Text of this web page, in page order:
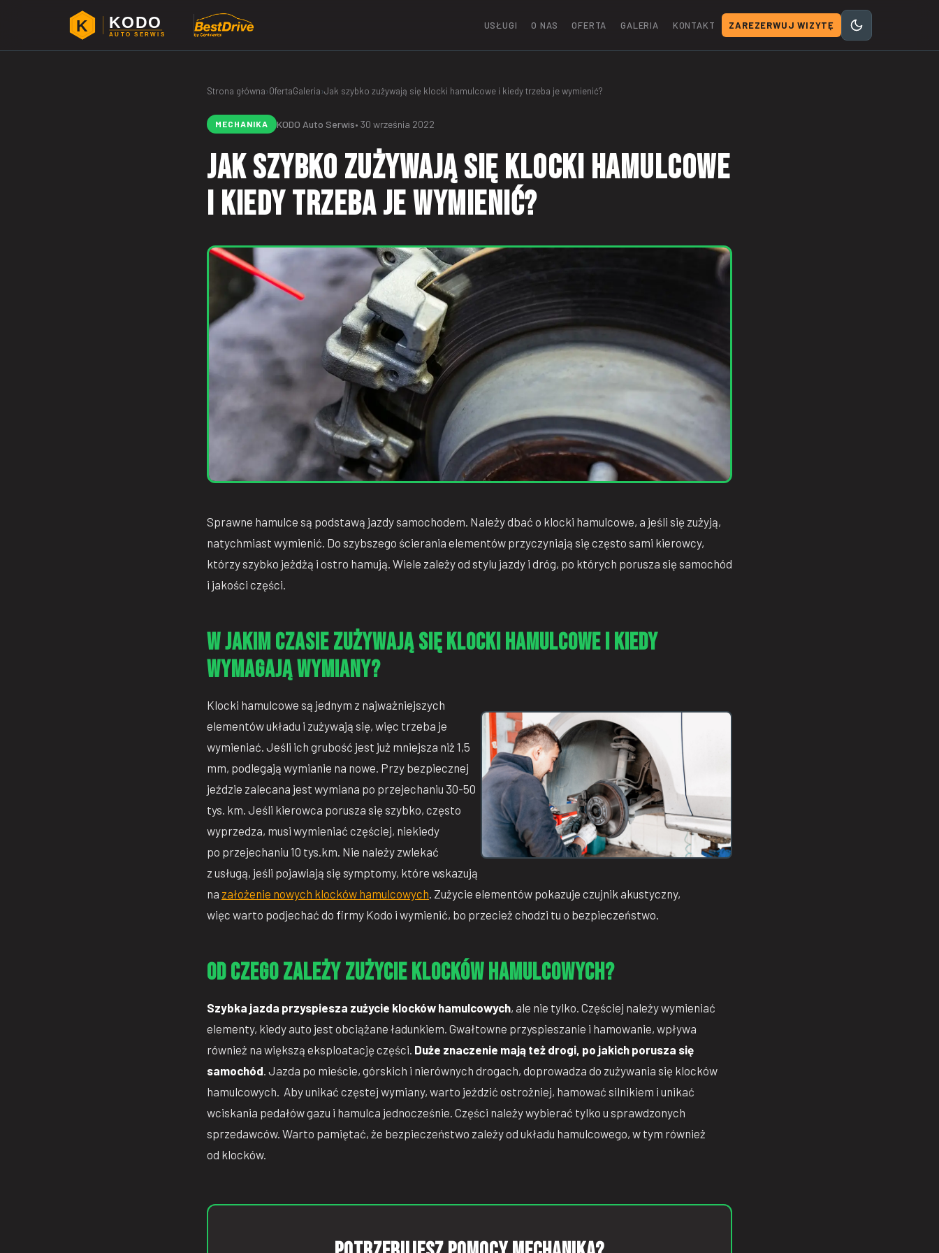
K KODO
AUTO SERWIS
USŁUGI O NAS OFERTA GALERIA KONTAKT ZAREZERWUJ WIZYTĘ
Strona główna›OfertaGaleria›Jak szybko zużywają się klocki hamulcowe i kiedy trzeba je wymienić?
MECHANIKA KODO Auto Serwis• 30 września 2022
Jak szybko zużywają się klocki hamulcowe
i kiedy trzeba je wymienić?
Sprawne hamulce są podstawą jazdy samochodem. Należy dbać o klocki hamulcowe, a jeśli się zużyją,
natychmiast wymienić. Do szybszego ścierania elementów przyczyniają się często sami kierowcy,
którzy szybko jeżdżą i ostro hamują. Wiele zależy od stylu jazdy i dróg, po których porusza się samochód
i jakości części.
W jakim czasie zużywają się klocki hamulcowe i kiedy
wymagają wymiany?
Klocki hamulcowe są jednym z najważniejszych
elementów układu i zużywają się, więc trzeba je
wymieniać. Jeśli ich grubość jest już mniejsza niż 1,5
mm, podlegają wymianie na nowe. Przy bezpiecznej
jeździe zalecana jest wymiana po przejechaniu 30-50
tys. km. Jeśli kierowca porusza się szybko, często
wyprzedza, musi wymieniać częściej, niekiedy
po przejechaniu 10 tys.km. Nie należy zwlekać
z usługą, jeśli pojawiają się symptomy, które wskazują
na założenie nowych klocków hamulcowych. Zużycie elementów pokazuje czujnik akustyczny,
więc warto podjechać do firmy Kodo i wymienić, bo przecież chodzi tu o bezpieczeństwo.
Od czego zależy zużycie klocków hamulcowych?
Szybka jazda przyspiesza zużycie klocków hamulcowych, ale nie tylko. Częściej należy wymieniać
elementy, kiedy auto jest obciążane ładunkiem. Gwałtowne przyspieszanie i hamowanie, wpływa
również na większą eksploatację części. Duże znaczenie mają też drogi, po jakich porusza się
samochód. Jazda po mieście, górskich i nierównych drogach, doprowadza do zużywania się klocków
hamulcowych. Aby unikać częstej wymiany, warto jeździć ostrożniej, hamować silnikiem i unikać
wciskania pedałów gazu i hamulca jednocześnie. Części należy wybierać tylko u sprawdzonych
sprzedawców. Warto pamiętać, że bezpieczeństwo zależy od układu hamulcowego, w tym również
od klocków.